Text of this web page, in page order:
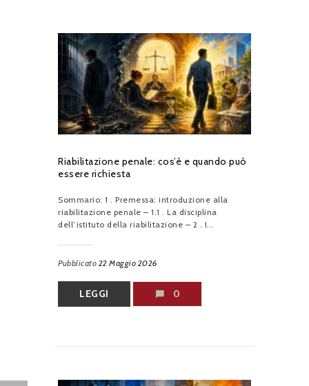
Riabilitazione penale: cos’è e quando può
essere richiesta
Sommario: 1 . Premessa: introduzione alla
riabilitazione penale – 1.1 . La disciplina
dell’istituto della riabilitazione – 2 . I...
Pubblicato 22 Maggio 2026
LEGGI 0